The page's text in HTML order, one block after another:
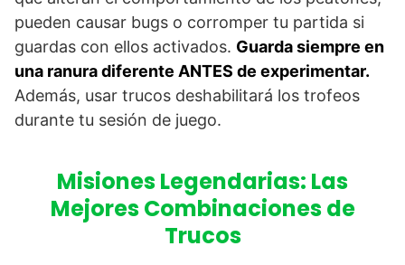
pueden causar bugs o corromper tu partida si
guardas con ellos activados. Guarda siempre en
una ranura diferente ANTES de experimentar.
Además, usar trucos deshabilitará los trofeos
durante tu sesión de juego.
Misiones Legendarias: Las
Mejores Combinaciones de
Trucos